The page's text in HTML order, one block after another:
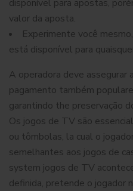
disponível para apostas,
valor da aposta.
Experimente você
está disponível para
A operadora deve assegurar
pagamento também
garantindo the preservação
Os jogos de TV são
ou tômbolas, la cual o
semelhantes aos jogos de
system jogos de TV
definida, pretende o jogador